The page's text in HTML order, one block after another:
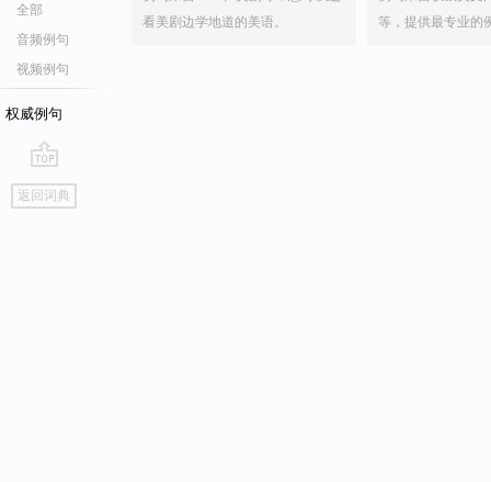
全部
音频例句
视频例句
权威例句
go
top
返回词典
看美剧边学地道的美语。
等，提供最专业的